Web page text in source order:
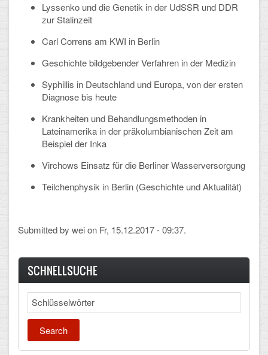
Schulzeitung: Der Gottfried
Ethik, Philosophie und Religion
Gesellschaftswissenschaften
ORGANISATION
Abitur
Freistellung/Entschuldigung
Kurswahl 10. Kl.
Umwahl 11. Kl.
Lyssenko und die Genetik in der UdSSR und DDR
zur Stalinzeit
Carl Correns am KWI in Berlin
Geschichte bildgebender Verfahren in der Medizin
Syphillis in Deutschland und Europa, von der ersten
Diagnose bis heute
Krankheiten und Behandlungsmethoden in
Lateinamerika in der präkolumbianischen Zeit am
Beispiel der Inka
Virchows Einsatz für die Berliner Wasserversorgung
Teilchenphysik in Berlin (Geschichte und Aktualität)
Submitted by weion Fr, 15.12.2017 - 09:37.
SCHNELLSUCHE
Search